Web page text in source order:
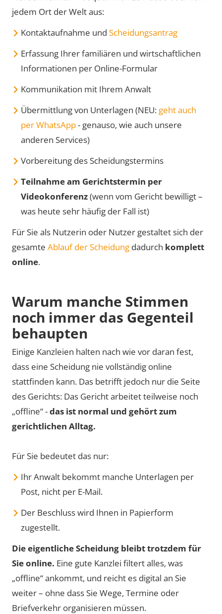
jedem Ort der Welt aus:
Kontaktaufnahme und Scheidungsantrag
Erfassung Ihrer familiären und wirtschaftlichen
Informationen per Online-Formular
Kommunikation mit Ihrem Anwalt
Übermittlung von Unterlagen (NEU: geht auch
per WhatsApp- genauso, wie auch unsere
anderen Services)
Vorbereitung des Scheidungstermins
Teilnahme am Gerichtstermin per
Videokonferenz(wenn vom Gericht bewilligt –
was heute sehr häufig der Fall ist)
Für Sie als Nutzerin oder Nutzer gestaltet sich der
gesamte Ablauf der Scheidung dadurch komplett
online.
Warum manche Stimmen
noch immer das Gegenteil
behaupten
Einige Kanzleien halten nach wie vor daran fest,
dass eine Scheidung nie vollständig online
stattfinden kann. Das betrifft jedoch nur die Seite
des Gerichts: Das Gericht arbeitet teilweise noch
„offline“ -das ist normal und gehört zum
gerichtlichen Alltag.
Für Sie bedeutet das nur:
Ihr Anwalt bekommt manche Unterlagen per
Post, nicht per E-Mail.
Der Beschluss wird Ihnen in Papierform
zugestellt.
Die eigentliche Scheidung bleibt trotzdem für
Sie online. Eine gute Kanzlei filtert alles, was
„offline“ ankommt, und reicht es digital an Sie
weiter – ohne dass Sie Wege, Termine oder
Briefverkehr organisieren müssen.